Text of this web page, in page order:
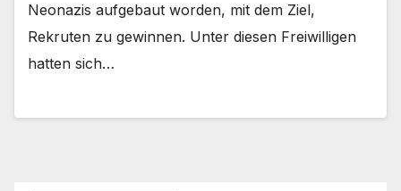
Neonazis aufgebaut worden, mit dem Ziel,
Rekruten zu gewinnen. Unter diesen Freiwilligen
hatten sich…